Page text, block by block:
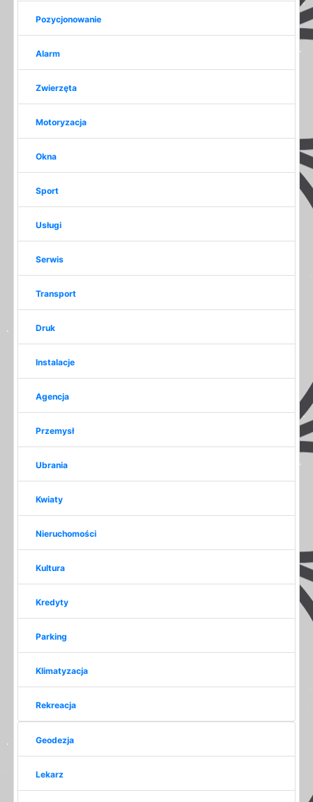
Pozycjonowanie
Alarm
Zwierzęta
Motoryzacja
Okna
Sport
Usługi
Serwis
Transport
Druk
Instalacje
Agencja
Przemysł
Ubrania
Kwiaty
Nieruchomości
Kultura
Kredyty
Parking
Klimatyzacja
Rekreacja
Geodezja
Lekarz